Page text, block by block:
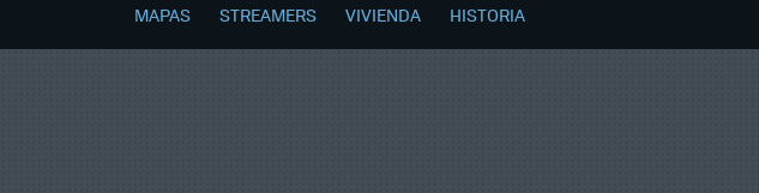
MAPAS STREAMERS VIVIENDA HISTORIA